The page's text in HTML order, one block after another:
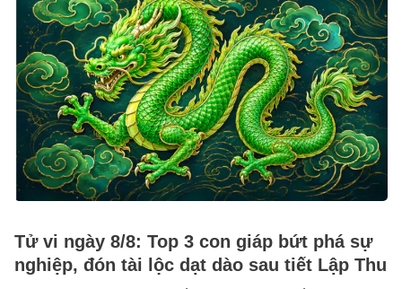
Tử vi ngày 8/8: Top 3 con giáp bứt phá sự
nghiệp, đón tài lộc dạt dào sau tiết Lập Thu